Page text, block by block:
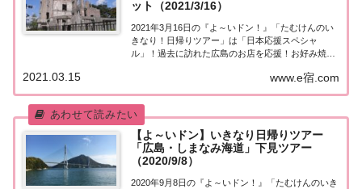
ット（2021/3/16）
2021年3月16日の『よ～いドン！』「たむけんのい
きなり！日帰りツアー」は「日本応援スペシャ
ル」！過去に訪れた広島のお店を応援！お好み焼き
す。取り上げられたスポットはこちら！日本応援ス
ペシャル「広島」街行く人にいきなり声をかけ、そ
のま...
www.e宿.com
2021.03.15
【よ～いドン】いきなり日帰りツアー
「広島・しまなみ海道」下見ツアー
（2020/9/8）
2020年9月8日の『よ～いドン！』「たむけんのいき